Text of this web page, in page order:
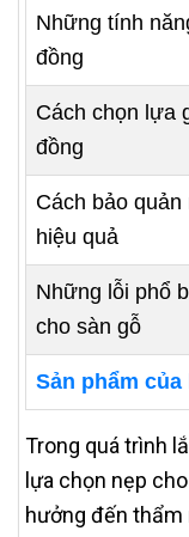
Những tính
đồng
Cách chọn lựa
đồng
Cách bảo
hiệu quả
Những lỗi phổ
cho sàn gỗ
Sản phẩm của
Trong quá trình
lựa chọn nẹp
hưởng đến